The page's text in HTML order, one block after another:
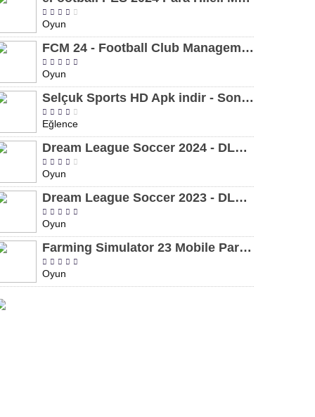
Oyun
FCM 24 - Football Club Management 2024 Para Hileli MOD APK indir [v1.0.4]
Oyun
Selçuk Sports HD Apk indir - Son Sürüm 2024 [2.0.1.9]
Eğlence
Dream League Soccer 2024 - DLS 24 Para Hileli MOD APK indir [v11.050]
Oyun
Dream League Soccer 2023 - DLS 23 Para Hileli MOD APK [v11.020]
Oyun
Farming Simulator 23 Mobile Para Hileli MOD APK indir [v0.0.0.8]
Oyun